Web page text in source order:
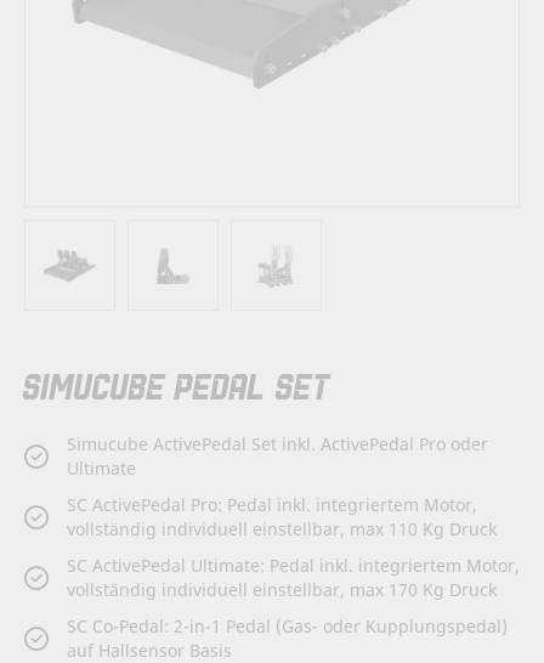
SIMUCUBE PEDAL SET
Simucube ActivePedal Set inkl. ActivePedal Pro oder
Ultimate
SC ActivePedal Pro: Pedal inkl. integriertem Motor,
vollständig individuell einstellbar, max 110 Kg Druck
SC ActivePedal Ultimate: Pedal inkl. integriertem Motor,
vollständig individuell einstellbar, max 170 Kg Druck
SC Co-Pedal: 2-in-1 Pedal (Gas- oder Kupplungspedal)
auf Hallsensor Basis
Anfang
der
springen